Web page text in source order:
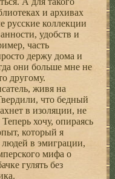
и архивах
русские коллекции
удобств и
часть
держу дома и
они больше мне не
другому.
живя на
что бедный
в изоляции, не
хочу, опираясь
который я
людей в эмиграции,
мифа о
гулять без